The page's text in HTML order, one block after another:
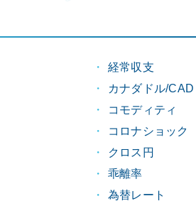
経常収支
カナダドル/CAD
コモディティ
コロナショック
クロス円
乖離率
為替レート